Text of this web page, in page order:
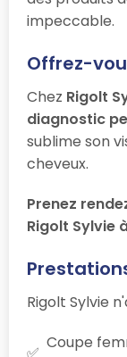
impeccable.
Offrez-
Chez Rigolt
diagnostic
sublime son
cheveux.
Prenez
Rigolt Sylvie
Rigolt Sylvie
Coupe